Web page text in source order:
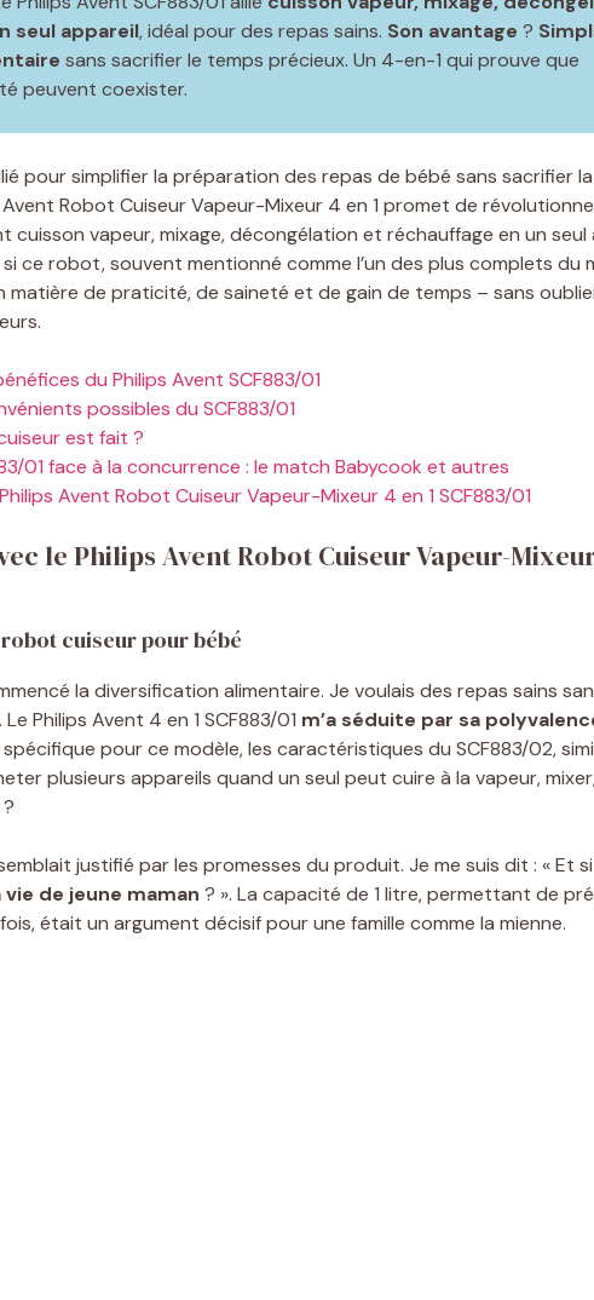
seul appareil, idéal pour des repas sains. Son avantage ?
sans sacrifier le temps précieux. Un 4-en-1 qui prouve que
peuvent coexister.
pour simplifier la préparation des repas de bébé sans sacrifier
Robot Cuiseur Vapeur-Mixeur 4 en 1 promet de
cuisson vapeur, mixage, décongélation et réchauffage en un seul
ce robot, souvent mentionné comme l’un des plus complets du
matière de praticité, de saineté et de gain de temps – sans
du Philips Avent SCF883/01
possibles du SCF883/01
est fait ?
01 face à la concurrence : le match Babycook et autres
Avent Robot Cuiseur Vapeur-Mixeur 4 en 1 SCF883/01
le Philips Avent Robot Cuiseur Vapeur-
cuiseur pour bébé
la diversification alimentaire. Je voulais des repas sains
Philips Avent 4 en 1 SCF883/01 m’a séduite par sa
pour ce modèle, les caractéristiques du SCF883/02,
plusieurs appareils quand un seul peut cuire à la vapeur,
justifié par les promesses du produit. Je me suis dit : « Et
de jeune maman ? ». La capacité de 1 litre, permettant de
était un argument décisif pour une famille comme la mienne.